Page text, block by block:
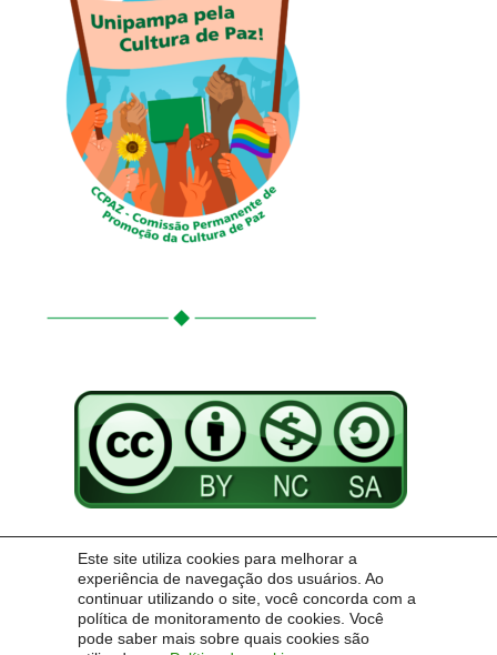
Este site utiliza cookies para melhorar a
experiência de navegação dos usuários. Ao
continuar utilizando o site, você concorda com a
política de monitoramento de cookies. Você
pode saber mais sobre quais cookies são
compartilhável sob a mesma licença.
https://sites.unipampa.edu.br/adafi/creative-commons
https://creativecommons.org/
licenses/by-nc-sa/4.0